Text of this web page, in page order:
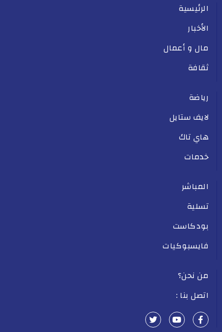
الرئيسية
الأخبار
مال و أعمال
ثقافة
رياضة
لايف ستايل
هاي تاك
خدمات
المباشر
تسلية
بودكاست
فايسبوكيات
من نحن؟
اتصل بنا :